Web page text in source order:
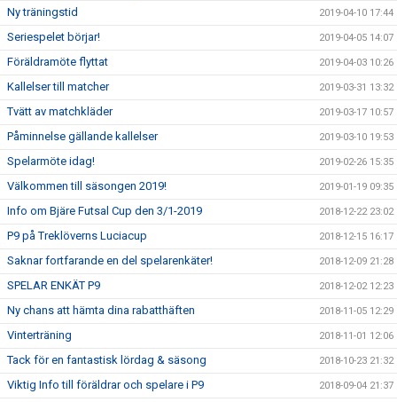
Ny träningstid 2019-04-10 17:44
Seriespelet börjar! 2019-04-05 14:07
Föräldramöte flyttat 2019-04-03 10:26
Kallelser till matcher 2019-03-31 13:32
Tvätt av matchkläder 2019-03-17 10:57
Påminnelse gällande kallelser 2019-03-10 19:53
Spelarmöte idag! 2019-02-26 15:35
Välkommen till säsongen 2019! 2019-01-19 09:35
Info om Bjäre Futsal Cup den 3/1-2019 2018-12-22 23:02
P9 på Treklöverns Luciacup 2018-12-15 16:17
Saknar fortfarande en del spelarenkäter! 2018-12-09 21:28
SPELAR ENKÄT P9 2018-12-02 12:23
Ny chans att hämta dina rabatthäften 2018-11-05 12:29
Vinterträning 2018-11-01 12:06
Tack för en fantastisk lördag & säsong 2018-10-23 21:32
Viktig Info till föräldrar och spelare i P9 2018-09-04 21:37